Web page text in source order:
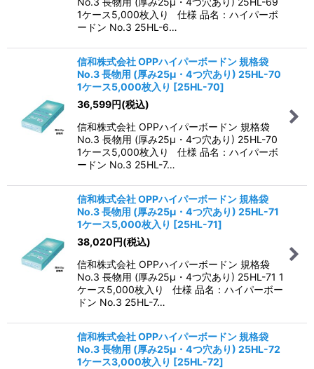
1ケース5,000枚入り 仕様 品名：ハイパーボ
ードン No.3 25HL-6…
信和株式会社 OPPハイパーボードン 規格袋
No.3 長物用 (厚み25μ・4つ穴あり) 25HL-70
1ケース5,000枚入り [25HL-70]
36,599円(税込)
信和株式会社 OPPハイパーボードン 規格袋
No.3 長物用 (厚み25μ・4つ穴あり) 25HL-70
1ケース5,000枚入り 仕様 品名：ハイパーボ
ードン No.3 25HL-7…
信和株式会社 OPPハイパーボードン 規格袋
No.3 長物用 (厚み25μ・4つ穴あり) 25HL-71
1ケース5,000枚入り [25HL-71]
38,020円(税込)
信和株式会社 OPPハイパーボードン 規格袋
No.3 長物用 (厚み25μ・4つ穴あり) 25HL-71 1
ケース5,000枚入り 仕様 品名：ハイパーボー
ドン No.3 25HL-7…
信和株式会社 OPPハイパーボードン 規格袋
No.3 長物用 (厚み25μ・4つ穴あり) 25HL-72
1ケース3,000枚入り [25HL-72]